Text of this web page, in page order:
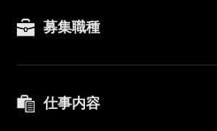
募集職種
仕事内容